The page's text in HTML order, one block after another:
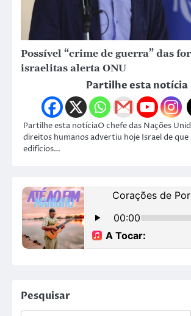
Possível “crime de guerra” das
israelitas alerta ONU
Partilhe esta notícia
Partilhe esta notíciaO chefe das Nações
direitos humanos advertiu hoje Israel de
edifícios…
Pesquisar